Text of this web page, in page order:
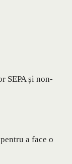
SEPA și non-
a face o